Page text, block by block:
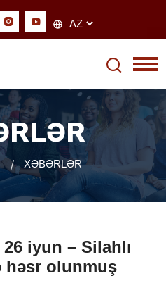
XƏBƏRLƏR
iyun – Silahlı
həsr olunmuş